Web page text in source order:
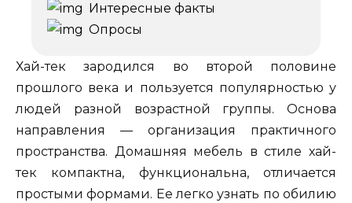
Интересные факты
Опросы
Хай-тек зародился во второй половине
прошлого века и пользуется популярностью у
людей разной возрастной группы. Основа
направления — организация практичного
пространства. Домашняя мебель в стиле хай-
тек компактна, функциональна, отличается
простыми формами. Ее легко узнать по обилию